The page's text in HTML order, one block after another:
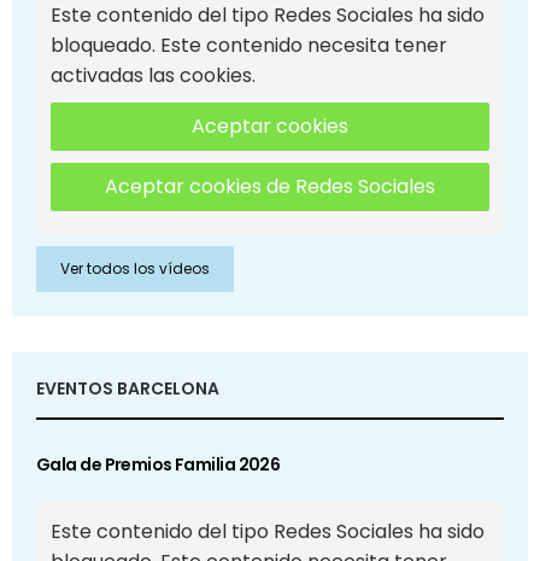
Este contenido del tipo Redes Sociales ha sido
bloqueado. Este contenido necesita tener
activadas las cookies.
Aceptar cookies
Aceptar cookies de Redes Sociales
Ver todos los vídeos
EVENTOS BARCELONA
Gala de Premios Familia 2026
Este contenido del tipo Redes Sociales ha sido